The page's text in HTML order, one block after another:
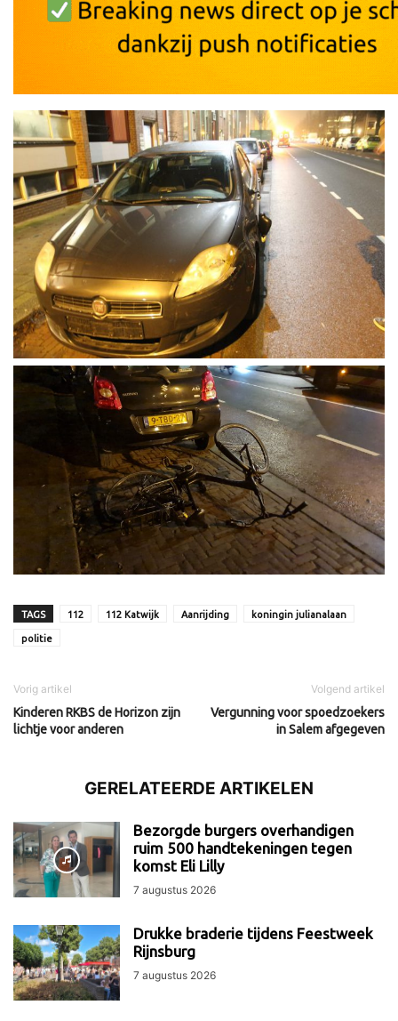
TAGS 112 112 Katwijk Aanrijding koningin julianalaan
politie
Vorig artikel
Kinderen RKBS de Horizon zijn
lichtje voor anderen
Volgend artikel
Vergunning voor spoedzoekers
in Salem afgegeven
GERELATEERDE ARTIKELEN
Bezorgde burgers overhandigen
ruim 500 handtekeningen tegen
komst Eli Lilly
7 augustus 2026
Drukke braderie tijdens Feestweek
Rijnsburg
7 augustus 2026